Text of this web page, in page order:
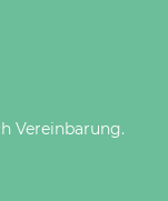
Vereinbarung.